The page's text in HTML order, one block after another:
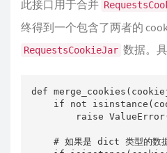
此接口用于合并
终得到一个包含了两者的
RequestsCookieJar 数据。
def
if not
raise
# 如果是 dict 类型的